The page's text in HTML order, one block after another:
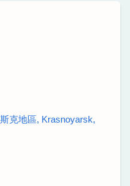
克地區, Krasnoyarsk,